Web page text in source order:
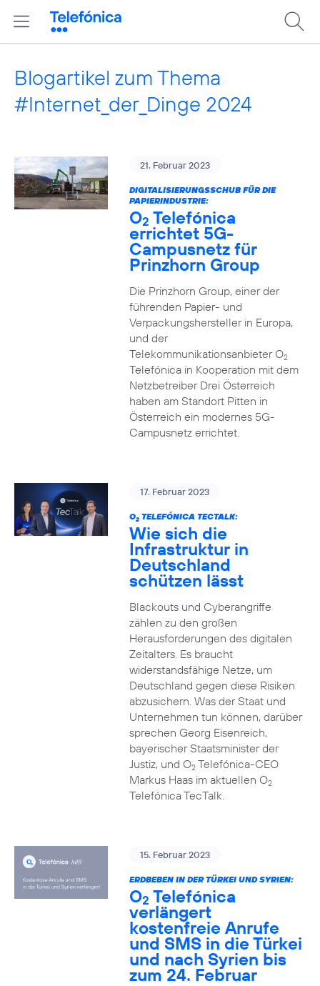
Blogartikel zum Thema
#Internet_der_Dinge 2024
21. Februar 2023
DIGITALISIERUNGSSCHUB FÜR DIE
PAPIERINDUSTRIE:
O2 Telefónica
errichtet 5G-
Campusnetz für
Prinzhorn Group
Die Prinzhorn Group, einer der
führenden Papier- und
Verpackungshersteller in Europa,
und der
Telekommunikationsanbieter O2
Telefónica in Kooperation mit dem
Netzbetreiber Drei Österreich
haben am Standort Pitten in
Österreich ein modernes 5G-
Campusnetz errichtet.
17. Februar 2023
O2TELEFÓNICA TECTALK:
Wie sich die
Infrastruktur in
Deutschland
schützen lässt
Blackouts und Cyberangriffe
zählen zu den großen
Herausforderungen des digitalen
Zeitalters. Es braucht
widerstandsfähige Netze, um
Deutschland gegen diese Risiken
abzusichern. Was der Staat und
Unternehmen tun können, darüber
sprechen Georg Eisenreich,
bayerischer Staatsminister der
Justiz, und O2Telefónica-CEO
Markus Haas im aktuellen O2
Telefónica TecTalk.
15. Februar 2023
ERDBEBEN IN DER TÜRKEI UND SYRIEN:
O2 Telefónica
verlängert
kostenfreie Anrufe
und SMS in die Türkei
und nach Syrien bis
zum 24. Februar